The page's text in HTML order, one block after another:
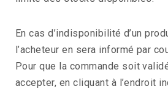
En cas d’indisponibilité d’un
l’acheteur en sera informé par
Pour que la commande soit
accepter, en cliquant à l’endroit